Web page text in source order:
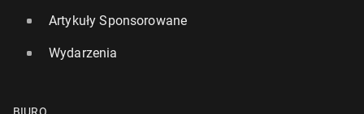
Artykuły Sponsorowane
Wydarzenia